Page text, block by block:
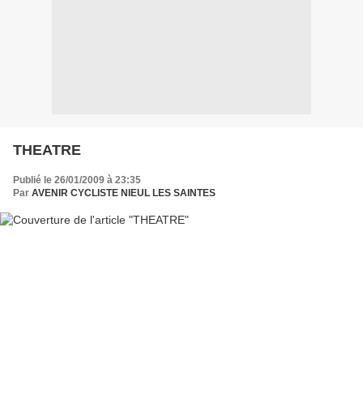
THEATRE
Publié le 26/01/2009 à 23:35
Par AVENIR CYCLISTE NIEUL LES SAINTES